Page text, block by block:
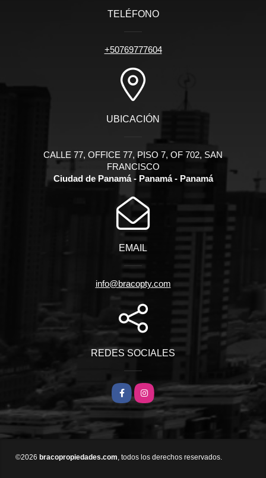
TELÉFONO
+50769777604
UBICACIÓN
CALLE 77, OFFICE 77, PISO 7, OF 702, SAN
FRANCISCO
Ciudad de Panamá - Panamá - Panamá
EMAIL
info@bracopty.com
REDES SOCIALES
FacebookInstagram
©2026 bracopropiedades.com, todos los derechos reservados.